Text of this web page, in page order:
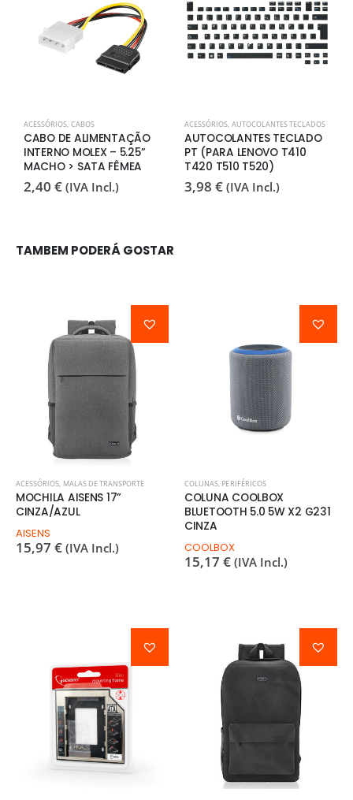
ACESSÓRIOS, CABOS
CABO DE ALIMENTAÇÃO
INTERNO MOLEX – 5.25”
MACHO > SATA FÊMEA
2,40 € (IVA Incl.)
ACESSÓRIOS, AUTOCOLANTES TECLADOS
AUTOCOLANTES TECLADO
PT (PARA LENOVO T410
T420 T510 T520)
3,98 € (IVA Incl.)
TAMBEM PODERÁ GOSTAR
ACESSÓRIOS, MALAS DE TRANSPORTE
MOCHILA AISENS 17”
CINZA/AZUL
AISENS
15,97 € (IVA Incl.)
COLUNAS, PERIFÉRICOS
COLUNA COOLBOX
BLUETOOTH 5.0 5W X2 G231
CINZA
COOLBOX
15,17 € (IVA Incl.)